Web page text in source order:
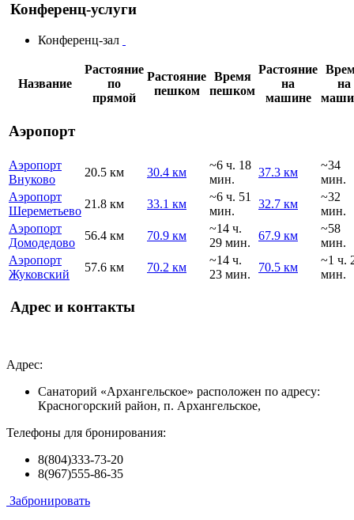
Конференц-услуги
Конференц-зал
Название
Растояние
по
прямой
Растояние
пешком
Время
пешком
Растояние
на
машине
на
Аэропорт
Аэропорт
Внуково
20.5 км 30.4 км
~6 ч. 18
мин.
37.3 км
~34
мин.
Аэропорт
Шереметьево
21.8 км 33.1 км
~6 ч. 51
мин.
32.7 км
~32
мин.
Аэропорт
Домодедово
56.4 км 70.9 км
~14 ч.
29 мин.
67.9 км
~58
мин.
Аэропорт
Жуковский
57.6 км 70.2 км
~14 ч.
23 мин.
70.5 км
~1 ч.
мин.
Адрес и контакты
Адрес:
Санаторий «Архангельское» расположен по адресу:
Красногорский район, п. Архангельское,
Телефоны для бронирования:
8(804)333-73-20
8(967)555-86-35
Забронировать